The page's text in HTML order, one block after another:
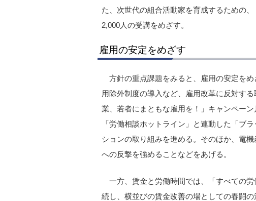
た、次世代の組合活動家を育成するための
2,000人の受講をめざす。
雇用の安定をめざす
方針の重点課題をみると、雇用の安定を
用除外制度の導入など、雇用改革に反対す
業、若者にまともな雇用を！」キャンペー
「労働相談ホットライン」と連動した「ブ
ションの取り組みを進める。そのほか、電
への反撃を強めることなどをあげる。
一方、賃金と労働時間では、「すべての
続し、横並びの賃金改善の場としての春闘